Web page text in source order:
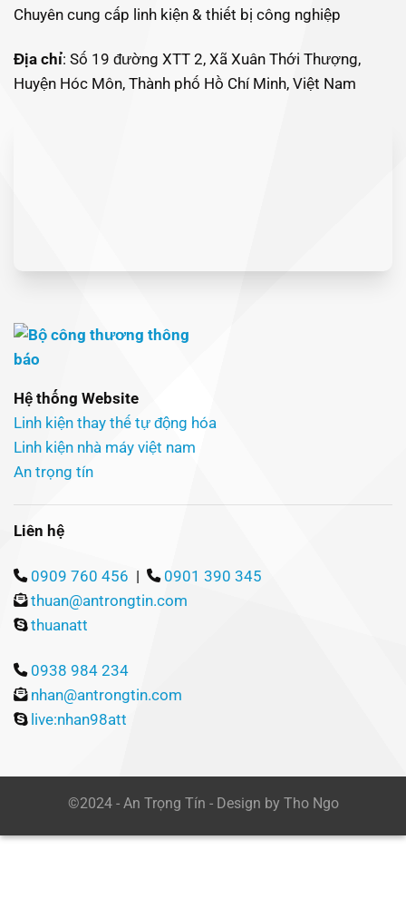
Chuyên cung cấp linh kiện & thiết bị công nghiệp
Địa chỉ: Số 19 đường XTT 2, Xã Xuân Thới Thượng,
Huyện Hóc Môn, Thành phố Hồ Chí Minh, Việt Nam
Hệ thống Website
Linh kiện thay thế tự động hóa
Linh kiện nhà máy việt nam
An trọng tín
Liên hệ
0909 760 456 |
0901 390 345
thuan@antrongtin.com
thuanatt
0938 984 234
nhan@antrongtin.com
live:nhan98att
©2024 - An Trọng Tín - Design by Tho Ngo